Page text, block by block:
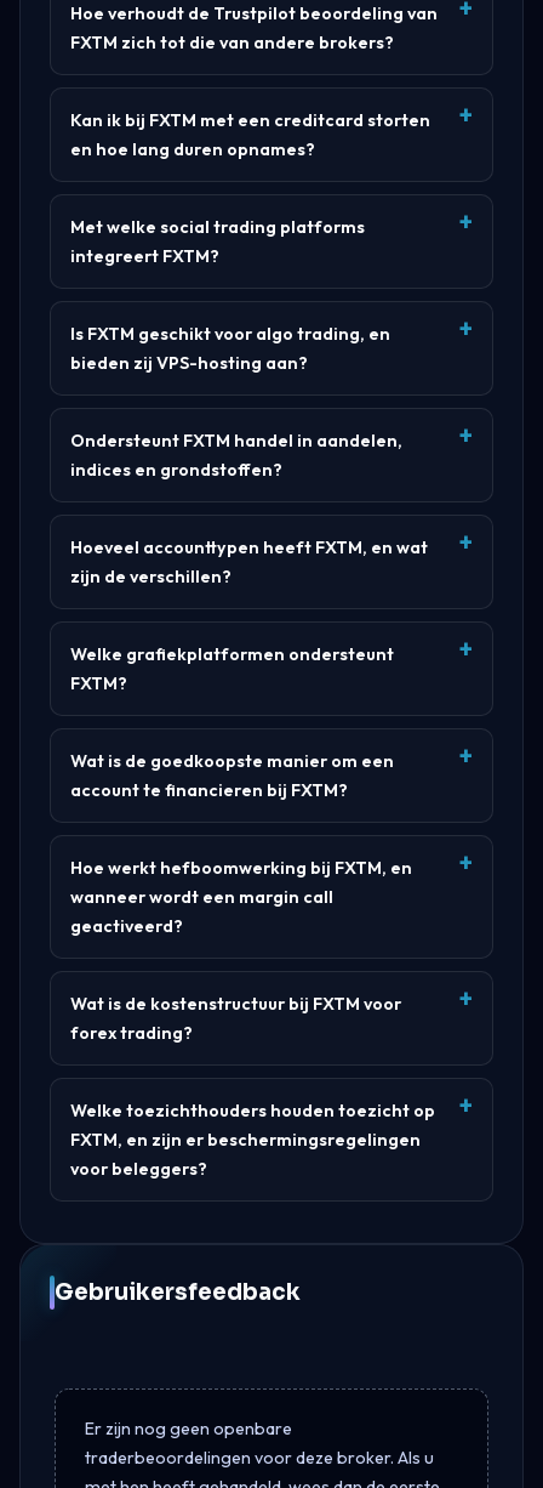
Hoe verhoudt de Trustpilot beoordeling van
FXTM zich tot die van andere brokers?
Kan ik bij FXTM met een creditcard storten
en hoe lang duren opnames?
Met welke social trading platforms
integreert FXTM?
Is FXTM geschikt voor algo trading, en
bieden zij VPS-hosting aan?
Ondersteunt FXTM handel in aandelen,
indices en grondstoffen?
Hoeveel accounttypen heeft FXTM, en wat
zijn de verschillen?
Welke grafiekplatformen ondersteunt
FXTM?
Wat is de goedkoopste manier om een
account te financieren bij FXTM?
Hoe werkt hefboomwerking bij FXTM, en
wanneer wordt een margin call
geactiveerd?
Wat is de kostenstructuur bij FXTM voor
forex trading?
Welke toezichthouders houden toezicht op
FXTM, en zijn er beschermingsregelingen
voor beleggers?
Gebruikersfeedback
Er zijn nog geen openbare
traderbeoordelingen voor deze broker. Als u